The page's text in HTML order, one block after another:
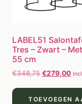
LABEL51
Tres – Zwart –
55 cm
€348,75 €279,00
TOEVOEGEN